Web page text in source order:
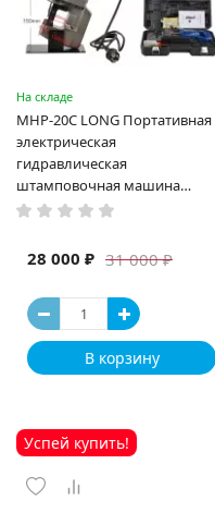
На складе
MHP-20C LONG Портативная
электрическая
гидравлическая
штамповочная машина
высокая мощность и мощный
машина
31 000 ₽
28 000 ₽
В корзину
Успей купить!